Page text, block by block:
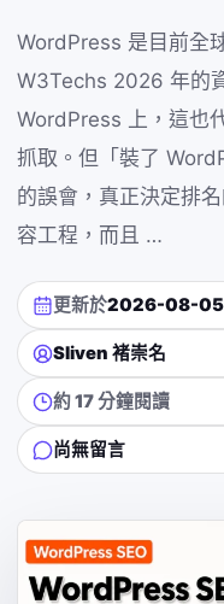
WordPress 是目前全
W3Techs 2026 年的
WordPress 上，這也
抓取。但「裝了
的誤會，真正決定排
容工程，而且 …
更新於2026-08-05
Sliven 褚崇名
約 17 分鐘閱讀
尚無留言